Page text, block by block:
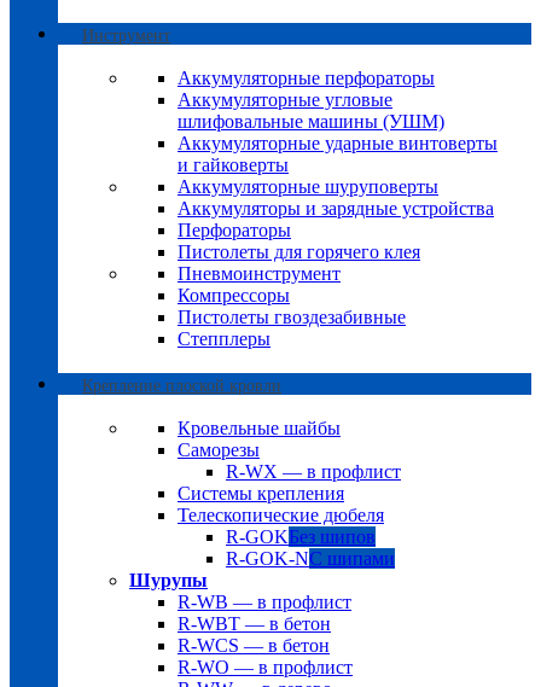
Инструмент
Аккумуляторные перфораторы
Аккумуляторные угловые
шлифовальные машины (УШМ)
Аккумуляторные ударные винтоверты
и гайковерты
Аккумуляторные шуруповерты
Аккумуляторы и зарядные устройства
Перфораторы
Пистолеты для горячего клея
Пневмоинструмент
Компрессоры
Пистолеты гвоздезабивные
Степплеры
Крепление плоской кровли
Кровельные шайбы
Саморезы
R-WX — в профлист
Системы крепления
Телескопические дюбеля
R-GOKБез шипов
R-GOK-NС шипами
Шурупы
R-WB — в профлист
R-WBT — в бетон
R-WCS — в бетон
R-WO — в профлист